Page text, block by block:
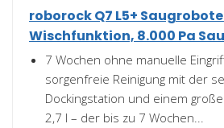
roborock Q7 L5+
Wischfunktion, 8.000 Pa
7 Wochen ohne manuelle
sorgenfreie Reinigung mit der
Dockingstation und einem
2,7 l – der bis zu 7 Wochen...